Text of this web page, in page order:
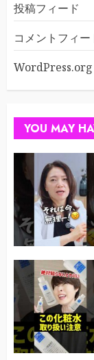
投稿フィード
コメントフィー
WordPress.org
YOU MAY